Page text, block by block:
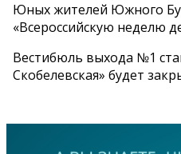
Юных жителей Южного
«Всероссийскую неделю
Вестибюль выхода №1
Скобелевская» будет